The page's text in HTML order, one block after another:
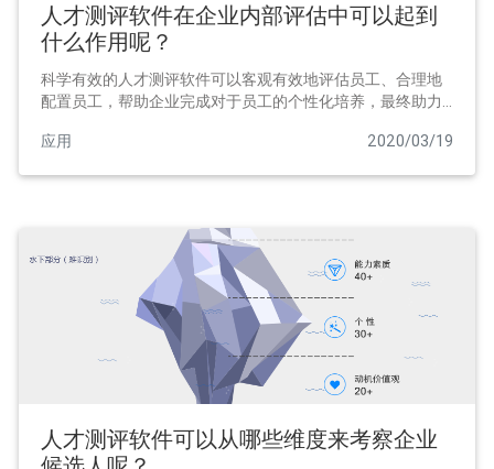
人才测评软件在企业内部评估中可以起到
什么作用呢？
科学有效的人才测评软件可以客观有效地评估员工、合理地
配置员工，帮助企业完成对于员工的个性化培养，最终助力
应用
2020/03/19
人才测评软件可以从哪些维度来考察企业